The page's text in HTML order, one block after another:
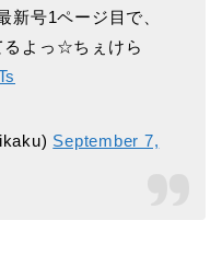
新号1ページ目で、
るよっ☆ちぇけら
September 7,